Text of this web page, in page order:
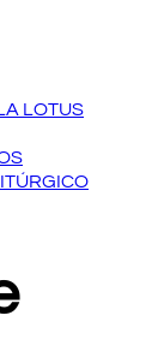
LOTUS